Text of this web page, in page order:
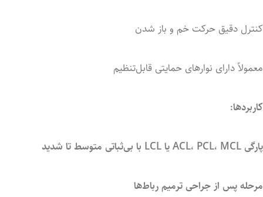
کنترل دقیق حرکت خم و باز شدن
معمولاًدارای نوارهای حمایتی قابل‌تنظیم
کاربردها:
پارگی ACL، PCL، MCL یاLCL با بی‌ثباتی متوسطتا شدید
مرحلهپس از جراحی ترمیمرباط‌ها